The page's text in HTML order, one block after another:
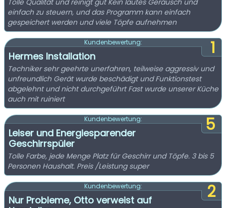
Tolle Qualität und reinigt gut Kein lautes Geräusch und
einfach zu steuern, und das Programm kann einfach
gespeichert werden und viele Töpfe aufnehmen
1
Kundenbewertung:
Hermes Installation
Techniker sehr geehrte unerfahren, teilweise aggressiv und
unfreundlich Gerät wurde beschädigt und Funktionstest
abgelehnt und nicht durchgeführt Fast wurde unserer Küche
auch mit ruiniert
5
Kundenbewertung:
Leiser und Energiesparender
Geschirrspüler
Tolle Farbe, jede Menge Platz für Geschirr und Töpfe. 3 bis 5
Personen Haushalt. Preis /Leistung super
2
Kundenbewertung:
Nur Probleme, Otto verweist auf